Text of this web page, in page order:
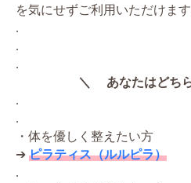
を気にせずご利用いただけます
.
.
.
＼ あなたはどち
.
.
・体を優しく整えたい方
➔ ピラティス（ルルピラ）
.